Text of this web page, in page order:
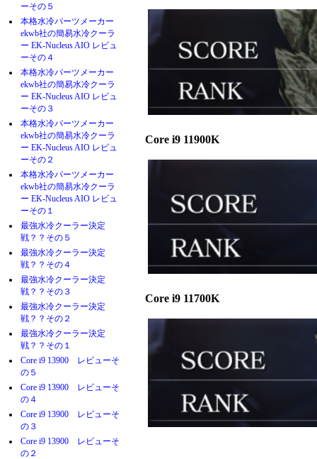
ーその５
本格水冷パーツメーカー
ekwb社の簡易水冷クーラ
ー EK-Nucleus AIO レビュ
ーその４
本格水冷パーツメーカー
ekwb社の簡易水冷クーラ
ー EK-Nucleus AIO レビュ
ーその３
本格水冷パーツメーカー
ekwb社の簡易水冷クーラ
ー EK-Nucleus AIO レビュ
ーその２
本格水冷パーツメーカー
ekwb社の簡易水冷クーラ
ー EK-Nucleus AIO レビュ
ーその１
最強水冷クーラー決定
戦？？その５
最強水冷クーラー決定
戦？？その４
最強水冷クーラー決定
戦？？その３
最強水冷クーラー決定
戦？？その２
最強水冷クーラー決定
戦？？その１
Core i9 13900 レビューそ
の５
Core i9 13900 レビューそ
の４
Core i9 13900 レビューそ
の３
Core i9 13900 レビューそ
の２
Core i9 11900K
Core i9 11700K